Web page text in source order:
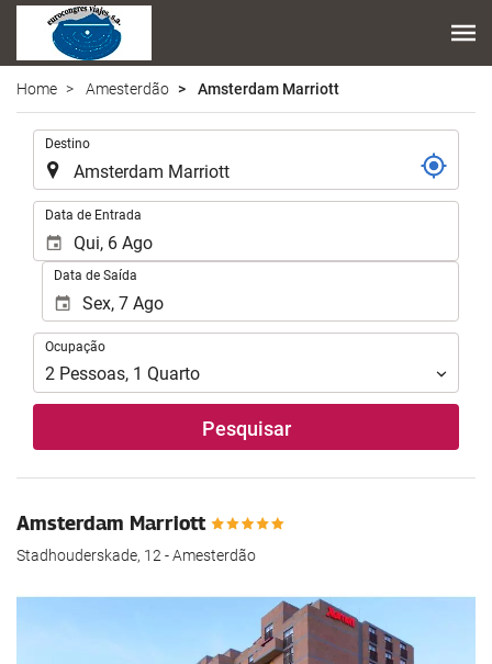
Home Amesterdão Amsterdam Marriott
Destino
Data de Entrada
Data de Saída
Ocupação
Ocupação
2 Pessoas, 1 Quarto
Pesquisar
Amsterdam Marriott
Stadhouderskade, 12 - Amesterdão